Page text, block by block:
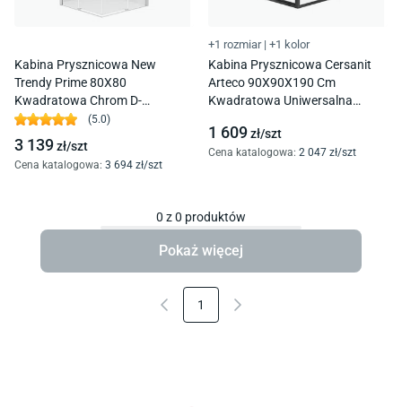
Kabina Prysznicowa New
Trendy Prime 80X80
Kwadratowa Chrom D-
0294A/D-0295A
(5.0)
3 139zł/szt
Cena katalogowa: 3 694 zł/szt
+1 rozmiar | +1 kolor
Kabina Prysznicowa Cersanit
Arteco 90X90X190 Cm
Kwadratowa Uniwersalna
016
1 609zł/szt
Cena katalogowa: 2 047 zł/szt
0 z0 produktów
Pokaż więcej
1